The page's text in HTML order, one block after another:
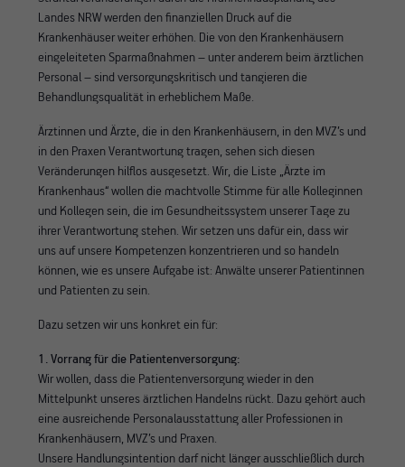
Landes NRW werden den finanziellen Druck auf die
Krankenhäuser weiter erhöhen. Die von den Krankenhäusern
eingeleiteten Sparmaßnahmen – unter anderem beim ärztlichen
Personal – sind versorgungskritisch und tangieren die
Behandlungsqualität in erheblichem Maße.
Ärztinnen und Ärzte, die in den Krankenhäusern, in den MVZ’s und
in den Praxen Verantwortung tragen, sehen sich diesen
Veränderungen hilflos ausgesetzt. Wir, die Liste „Ärzte im
Krankenhaus“ wollen die machtvolle Stimme für alle Kolleginnen
und Kollegen sein, die im Gesundheitssystem unserer Tage zu
ihrer Verantwortung stehen. Wir setzen uns dafür ein, dass wir
uns auf unsere Kompetenzen konzentrieren und so handeln
können, wie es unsere Aufgabe ist: Anwälte unserer Patientinnen
und Patienten zu sein.
Dazu setzen wir uns konkret ein für:
1. Vorrang für die Patientenversorgung:
Wir wollen, dass die Patientenversorgung wieder in den
Mittelpunkt unseres ärztlichen Handelns rückt. Dazu gehört auch
eine ausreichende Personalausstattung aller Professionen in
Krankenhäusern, MVZ’s und Praxen.
Unsere Handlungsintention darf nicht länger ausschließlich durch